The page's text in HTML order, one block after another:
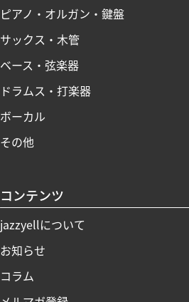
ピアノ・オルガン・鍵盤
サックス・木管
ベース・弦楽器
ドラムス・打楽器
ボーカル
その他
コンテンツ
jazzyellについて
お知らせ
コラム